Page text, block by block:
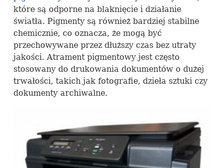
które są odporne na blaknięcie i działanie
światła. Pigmenty są również bardziej stabilne
chemicznie, co oznacza, że mogą być
przechowywane przez dłuższy czas bez utraty
jakości. Atrament pigmentowy jest często
stosowany do drukowania dokumentów o dużej
trwałości, takich jak fotografie, dzieła sztuki czy
dokumenty archiwalne.